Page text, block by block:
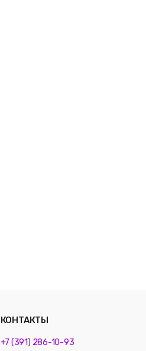
КОНТАКТЫ
+7 (391) 286-10-93